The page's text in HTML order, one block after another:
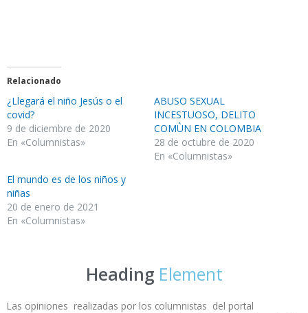
Relacionado
¿Llegará el niño Jesús o el
covid?
9 de diciembre de 2020
En «Columnistas»
ABUSO SEXUAL
INCESTUOSO, DELITO
COMÙN EN COLOMBIA
28 de octubre de 2020
En «Columnistas»
El mundo es de los niños y
niñas
20 de enero de 2021
En «Columnistas»
Heading Element
Las opiniones realizadas por los columnistas del portal